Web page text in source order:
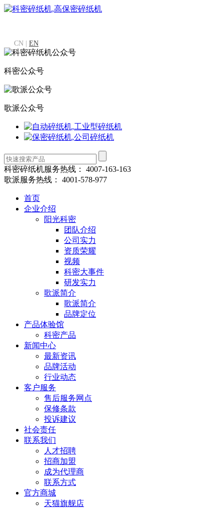
CN | EN
科密公众号
歌派公众号
科密碎纸机服务热线：
4007-163-163
歌派服务热线：
4001-578-977
首页
企业介绍
阳光科密
团队介绍
公司实力
资质荣耀
视频
科密大事件
研发实力
歌派简介
歌派简介
品牌定位
产品体验馆
科密产品
新闻中心
最新资讯
品牌活动
行业动态
客户服务
售后服务网点
保修条款
投诉建议
社会责任
联系我们
人才招聘
招商加盟
成为代理商
联系方式
官方商城
天猫旗舰店